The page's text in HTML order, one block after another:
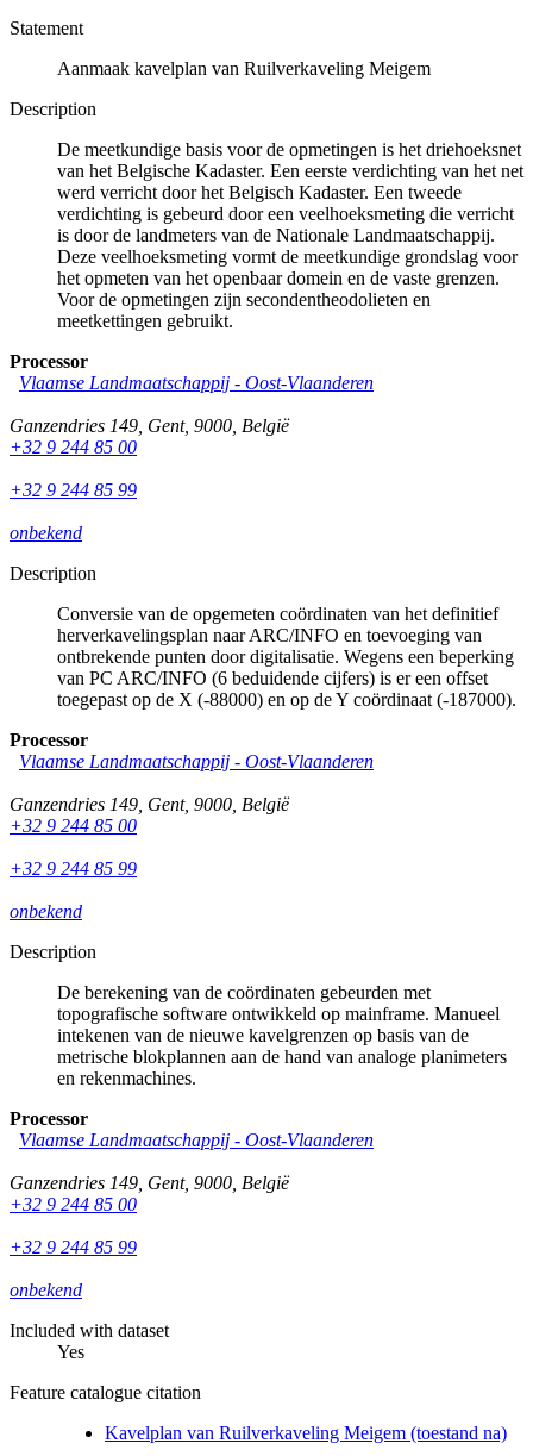
Statement
Aanmaak kavelplan van Ruilverkaveling Meigem
Description
De meetkundige basis voor de opmetingen is het driehoeksnet
van het Belgische Kadaster. Een eerste verdichting van het net
werd verricht door het Belgisch Kadaster. Een tweede
verdichting is gebeurd door een veelhoeksmeting die verricht
is door de landmeters van de Nationale Landmaatschappij.
Deze veelhoeksmeting vormt de meetkundige grondslag voor
het opmeten van het openbaar domein en de vaste grenzen.
Voor de opmetingen zijn secondentheodolieten en
meetkettingen gebruikt.
Processor
Vlaamse Landmaatschappij - Oost-Vlaanderen
Ganzendries 149 Gent, 9000 België
+32 9 244 85 00
+32 9 244 85 99
onbekend
Description
Conversie van de opgemeten coördinaten van het definitief
herverkavelingsplan naar ARC/INFO en toevoeging van
ontbrekende punten door digitalisatie. Wegens een beperking
van PC ARC/INFO (6 beduidende cijfers) is er een offset
toegepast op de X (-88000) en op de Y coördinaat (-187000).
Processor
Vlaamse Landmaatschappij - Oost-Vlaanderen
Ganzendries 149 Gent, 9000 België
+32 9 244 85 00
+32 9 244 85 99
onbekend
Description
De berekening van de coördinaten gebeurden met
topografische software ontwikkeld op mainframe. Manueel
intekenen van de nieuwe kavelgrenzen op basis van de
metrische blokplannen aan de hand van analoge planimeters
en rekenmachines.
Processor
Vlaamse Landmaatschappij - Oost-Vlaanderen
Ganzendries 149 Gent, 9000 België
+32 9 244 85 00
+32 9 244 85 99
onbekend
Included with dataset
Yes
Feature catalogue citation
Kavelplan van Ruilverkaveling Meigem (toestand na)